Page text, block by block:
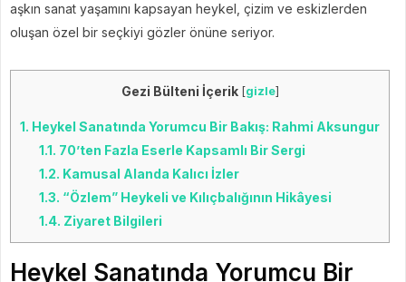
aşkın sanat yaşamını kapsayan heykel, çizim ve eskizlerden
oluşan özel bir seçkiyi gözler önüne seriyor.
Gezi Bülteni İçerik [gizle]
1. Heykel Sanatında Yorumcu Bir Bakış: Rahmi Aksungur
1.1. 70’ten Fazla Eserle Kapsamlı Bir Sergi
1.2. Kamusal Alanda Kalıcı İzler
1.3. “Özlem” Heykeli ve Kılıçbalığının Hikâyesi
1.4. Ziyaret Bilgileri
Heykel Sanatında Yorumcu Bir